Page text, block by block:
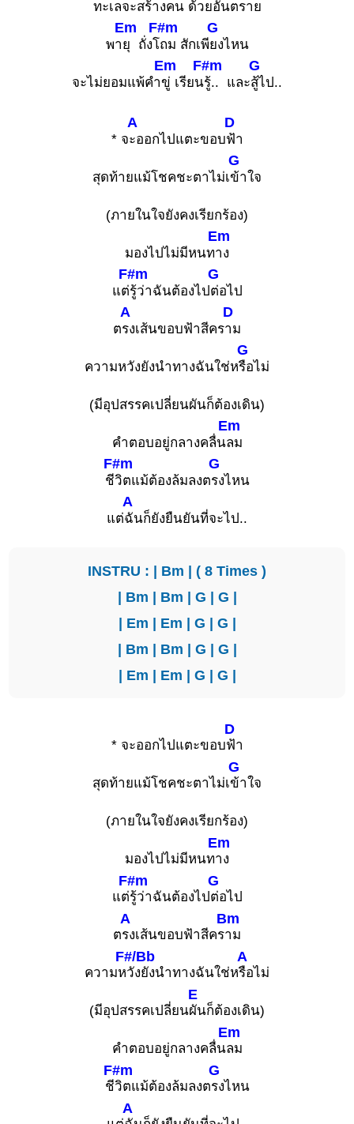
ทะเลจะสร้างคน ด้วยอันตราย
พา
Em
ยุ ถั่งโ
F#m
ถม สักเพี
G
ยงไหน
จะไม่ยอมแพ้คำ
Em
ขู่ เรียน
F#m
รู้.. และ
G
สู้ไป..
* จ
A
ะออกไปแตะขอบ
D
ฟ้า
สุดท้ายแม้โชคชะตาไม่เ
G
ข้าใจ
(ภายในใจยังคงเรียกร้อง)
มองไปไม่มีหนท
Em
าง
แต่
F#m
รู้ว่าฉันต้องไป
G
ต่อไป
ต
A
รงเส้นขอบฟ้าสีคร
D
าม
ความหวังยังนำทางฉันใช่ห
G
รือไม่
(มีอุปสรรคเปลี่ยนผันก็ต้องเดิน)
คำตอบอยู่กลางคลื่น
Em
ลม
ชี
F#m
วิตแม้ต้องล้มลงต
G
รงไหน
แต่
A
ฉันก็ยังยืนยันที่จะไป..
INSTRU : | Bm | ( 8 Times )
| Bm | Bm | G | G |
| Em | Em | G | G |
| Bm | Bm | G | G |
| Em | Em | G | G |
* จะออกไปแตะขอบ
D
ฟ้า
สุดท้ายแม้โชคชะตาไม่เ
G
ข้าใจ
(ภายในใจยังคงเรียกร้อง)
มองไปไม่มีหนท
Em
าง
แต่
F#m
รู้ว่าฉันต้องไป
G
ต่อไป
ต
A
รงเส้นขอบฟ้าสีคร
Bm
าม
ความห
F#/Bb
วังยังนำทางฉันใช่ห
A
รือไม่
(มีอุปสรรคเปลี่ยน
E
ผันก็ต้องเดิน)
คำตอบอยู่กลางคลื่น
Em
ลม
ชี
F#m
วิตแม้ต้องล้มลงต
G
รงไหน
A